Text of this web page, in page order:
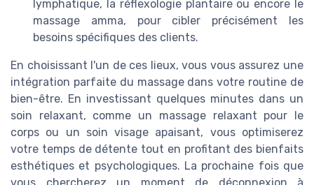
lymphatique, la réflexologie plantaire ou encore le
massage amma, pour cibler précisément les
besoins spécifiques des clients.
En choisissant l'un de ces lieux, vous vous assurez une
intégration parfaite du massage dans votre routine de
bien-être. En investissant quelques minutes dans un
soin relaxant, comme un massage relaxant pour le
corps ou un soin visage apaisant, vous optimiserez
votre temps de détente tout en profitant des bienfaits
esthétiques et psychologiques. La prochaine fois que